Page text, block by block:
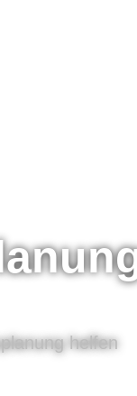
helfen